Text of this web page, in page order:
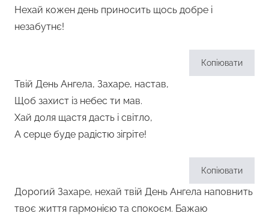
Нехай кожен день приносить щось добре і
незабутнє!
Копіювати
Твій День Ангела, Захаре, настав,
Щоб захист із небес ти мав.
Хай доля щастя дасть і світло,
А серце буде радістю зігріте!
Копіювати
Дорогий Захаре, нехай твій День Ангела наповнить
твоє життя гармонією та спокоєм. Бажаю